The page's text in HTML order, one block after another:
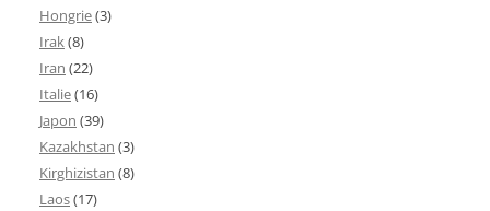
Hongrie(3)
Irak(8)
Iran (22)
Italie(16)
Japon (39)
Kazakhstan (3)
Kirghizistan (8)
Laos(17)